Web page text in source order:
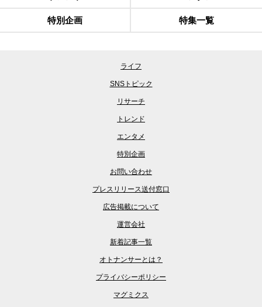
特別企画 特集一覧
ライフ
SNSトピック
リサーチ
トレンド
エンタメ
特別企画
お問い合わせ
プレスリリース送付窓口
広告掲載について
運営会社
新着記事一覧
オトナンサーとは？
プライバシーポリシー
マグミクス